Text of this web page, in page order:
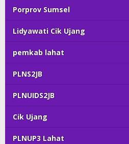
Porprov Sumsel
Lidyawati Cik Ujang
pemkab lahat
PLNS2JB
PLNUIDS2JB
Cik Ujang
PLNUP3 Lahat